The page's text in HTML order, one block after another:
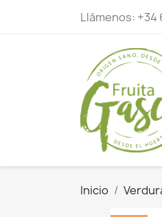
Llámenos: +34
Inicio